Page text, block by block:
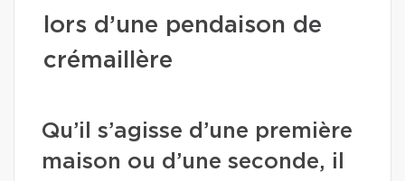
lors d’une pendaison de
crémaillère
Qu’il s’agisse d’une première
maison ou d’une seconde, il